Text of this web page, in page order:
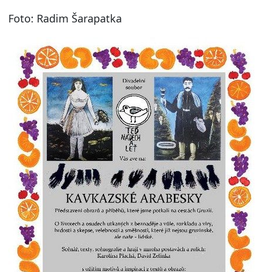
Foto: Radim Šarapatka